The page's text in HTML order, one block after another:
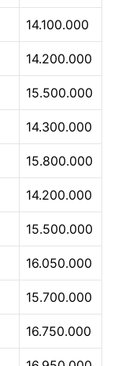
14.100.000
14.200.000
15.500.000
14.300.000
15.800.000
14.200.000
15.500.000
16.050.000
15.700.000
16.750.000